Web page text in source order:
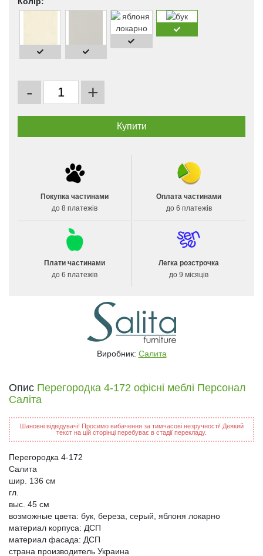
- +
Покупка частинами
до 8 платежів
Оплата частинами
до 6 платежів
Плати частинами
до 6 платежів
Легка розстрочка
до 9 місяців
Виробник: Салита
Опис Перегородка 4-172 офісні меблі Персонал
Саліта
Шановні відвідувачі! Просимо вибачення за тимчасові незручності! Деякий
текст на цій сторінці перебуває в стадії перекладу.
Перегородка 4-172
Салита
шир. 136 см
гл.
выс. 45 см
возможные цвета: бук, береза, серый, яблоня локарно
материал корпуса: ДСП
материал фасада: ДСП
страна производитель Украина